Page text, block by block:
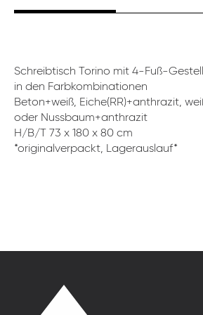
Schreibtisch Torino mit 4-Fuß-Gestell
in den Farbkombinationen
Beton+weiß, Eiche(RR)+anthrazit,
oder Nussbaum+anthrazit
H/B/T 73 x 180 x 80 cm
*originalverpackt, Lagerauslauf*